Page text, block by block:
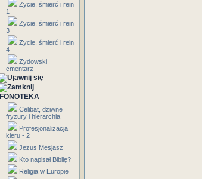
Życie, śmierć i rein
1
Życie, śmierć i rein
3
Życie, śmierć i rein
4
Żydowski
cmentarz
FONOTEKA
Celibat, dziwne
fryzury i hierarchia
Profesjonalizacja
kleru - 2
Jezus Mesjasz
Kto napisał Biblię?
Religia w Europie